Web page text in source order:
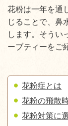
花粉は一年を通
じることで、鼻
します。そうい
ーブティーをご
花粉症とは
花粉の飛散
花粉対策に